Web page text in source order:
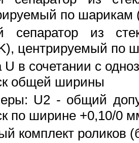
по шарикам
сепаратор из
центрируемый по
U в сочетании с
общей ширины
U2 - общий
по ширине +0,10/0
комплект роликов